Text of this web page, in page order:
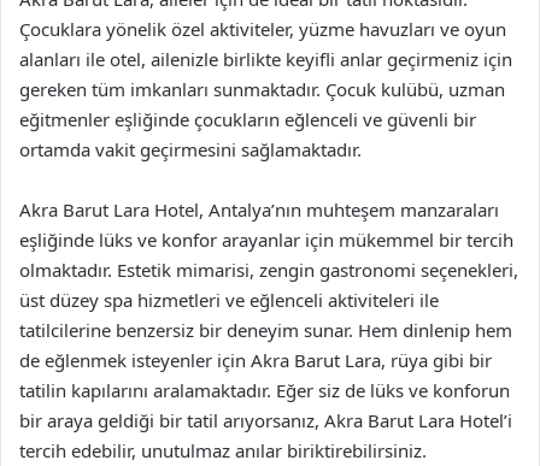
Çocuklara yönelik özel aktiviteler, yüzme havuzları ve oyun
alanları ile otel, ailenizle birlikte keyifli anlar geçirmeniz için
gereken tüm imkanları sunmaktadır. Çocuk kulübü, uzman
eğitmenler eşliğinde çocukların eğlenceli ve güvenli bir
ortamda vakit geçirmesini sağlamaktadır.
Akra Barut Lara Hotel, Antalya’nın muhteşem manzaraları
eşliğinde lüks ve konfor arayanlar için mükemmel bir tercih
olmaktadır. Estetik mimarisi, zengin gastronomi seçenekleri,
üst düzey spa hizmetleri ve eğlenceli aktiviteleri ile
tatilcilerine benzersiz bir deneyim sunar. Hem dinlenip hem
de eğlenmek isteyenler için Akra Barut Lara, rüya gibi bir
tatilin kapılarını aralamaktadır. Eğer siz de lüks ve konforun
bir araya geldiği bir tatil arıyorsanız, Akra Barut Lara Hotel’i
tercih edebilir, unutulmaz anılar biriktirebilirsiniz.